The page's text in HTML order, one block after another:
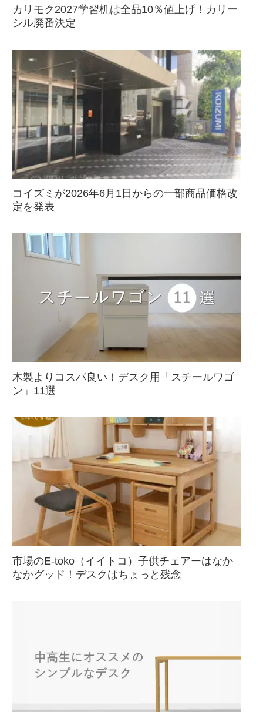
カリモク2027学習机は全品10％値上げ！カリー
シル廃番決定
コイズミが2026年6月1日からの一部商品価格改
定を発表
木製よりコスパ良い！デスク用「スチールワゴ
ン」11選
市場のE-toko（イイトコ）子供チェアーはなか
なかグッド！デスクはちょっと残念